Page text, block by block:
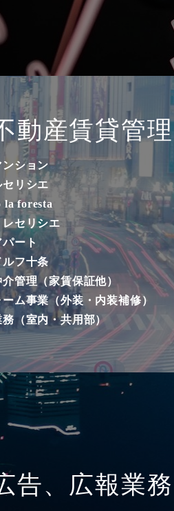
動産賃貸管理
ンション
リシエ
la foresta
レセリシエ
ート
フ十条
管理（家賃保証他）
ム事業（外装・内装補修）
（室内・共用部）
告、広報業務